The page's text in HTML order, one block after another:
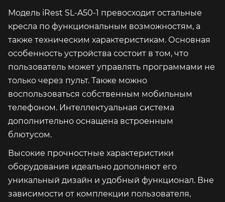
Модель iRest SL-A50-1 превосходит остальные
кресла по функциональным возможностям, а
также техническим характеристикам. Основная
особенность устройства состоит в том, что
пользователь может управлять программами не
только через пульт. Также можно
воспользоваться собственным мобильным
телефоном. Интеллектуальная система
дополнительно оснащена встроенным
блютусом.
Высокие прочностные характеристики
оборудования идеально дополняют его
уникальный дизайн и удобный функционал. Вне
зависимости от комплекции пользователя,